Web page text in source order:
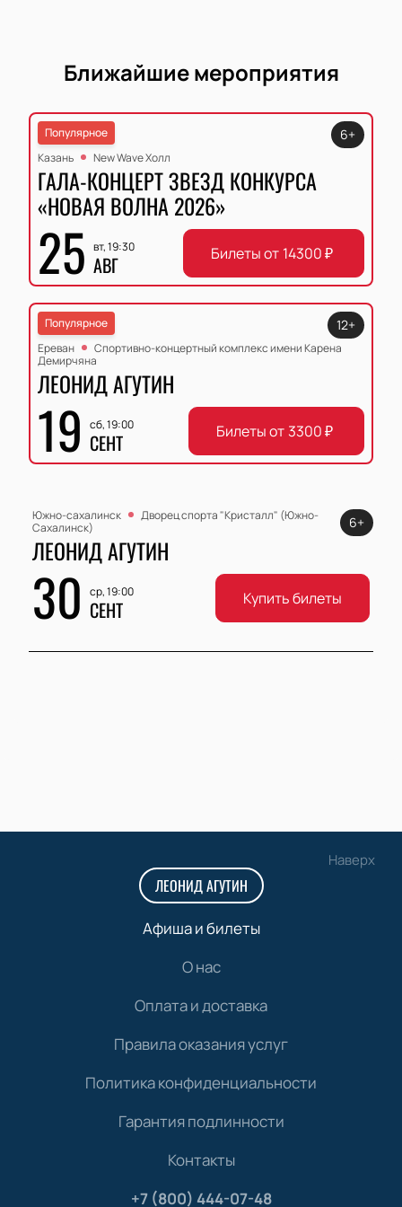
Ближайшие мероприятия
Популярное
Казань
New Wave Холл
ГАЛА-КОНЦЕРТ ЗВЕЗД КОНКУРСА
«НОВАЯ ВОЛНА 2026»
25 вт, 19:30
АВГ
6+
Билеты от 14300₽
Популярное
Ереван
Спортивно-концертный комплекс имени Карена
Демирчяна
ЛЕОНИД АГУТИН
19 сб, 19:00
СЕНТ
12+
Билеты от 3300₽
Южно-сахалинск
Дворец спорта "Кристалл" (Южно-
Сахалинск)
ЛЕОНИД АГУТИН
30 ср, 19:00
СЕНТ
6+
Купить билеты
Наверх
ЛЕОНИД АГУТИН
Афиша и билеты
О нас
Оплата и доставка
Правила оказания услуг
Политика конфиденциальности
Гарантия подлинности
Контакты
+7 (800) 444-07-48